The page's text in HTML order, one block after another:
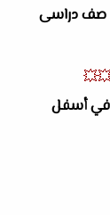
صف دراسى
في أسفل